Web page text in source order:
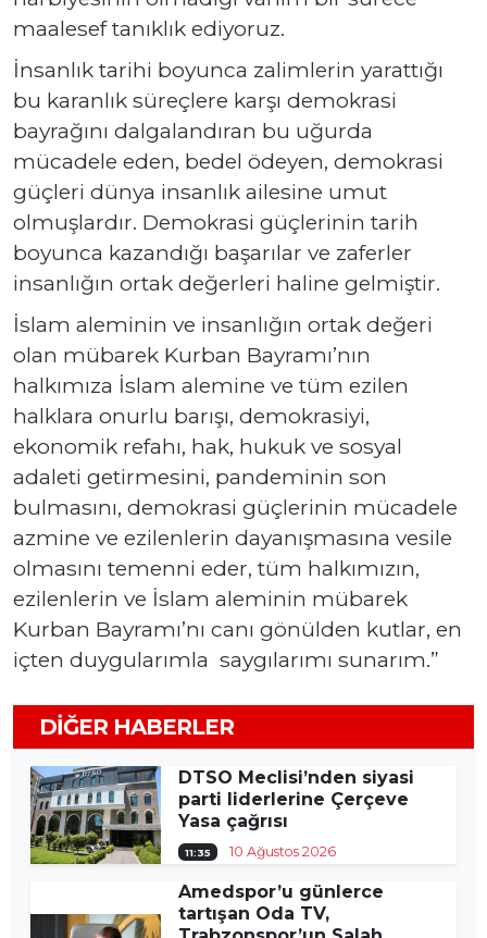
maalesef tanıklık ediyoruz.
İnsanlık tarihi boyunca zalimlerin yarattığı
bu karanlık süreçlere karşı demokrasi
bayrağını dalgalandıran bu uğurda
mücadele eden, bedel ödeyen, demokrasi
güçleri dünya insanlık ailesine umut
olmuşlardır. Demokrasi güçlerinin tarih
boyunca kazandığı başarılar ve zaferler
insanlığın ortak değerleri haline gelmiştir.
İslam aleminin ve insanlığın ortak değeri
olan mübarek Kurban Bayramı’nın
halkımıza İslam alemine ve tüm ezilen
halklara onurlu barışı, demokrasiyi,
ekonomik refahı, hak, hukuk ve sosyal
adaleti getirmesini, pandeminin son
bulmasını, demokrasi güçlerinin mücadele
azmine ve ezilenlerin dayanışmasına vesile
olmasını temenni eder, tüm halkımızın,
ezilenlerin ve İslam aleminin mübarek
Kurban Bayramı’nı canı gönülden kutlar, en
içten duygularımla saygılarımı sunarım.”
DIĞER HABERLER
DTSO Meclisi’nden siyasi
parti liderlerine Çerçeve
Yasa çağrısı
11:35 10 Ağustos 2026
Amedspor’u günlerce
tartışan Oda TV,